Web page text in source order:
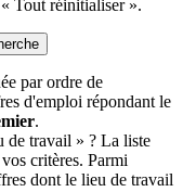
Tout réinitialiser ».
par ordre de
d'emploi répondant le
.
de travail » ? La liste
critères. Parmi
dont le lieu de travail